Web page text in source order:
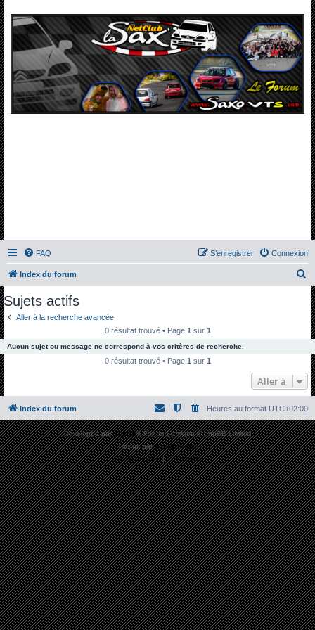
FAQ Connexion
S’enregistrer
Index du forum
c
e
r
Sujets actifs
Aller à la recherche avancée
0 résultat trouvé • Page 1 sur 1
Aucun sujet ou message ne correspond à vos critères de recherche.
0 résultat trouvé • Page 1 sur 1
Aller à
Index du forum Heures au format UTC+02:00
Développé parphpBB® Forum Software © phpBB Limited
Traduit parphpBB-fr.com
Confidentialité|Conditions